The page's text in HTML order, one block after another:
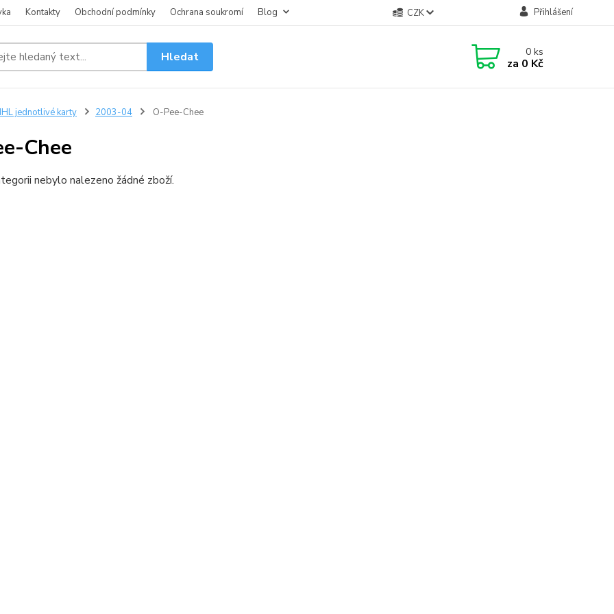
Kontakty Obchodní podmínky Ochrana soukromí Blog CZK Přihlášení
Hledat 0ks
za 0 Kč
jednotlivé karty 2003-04 O-Pee-Chee
Chee
nebylo nalezeno žádné zboží.